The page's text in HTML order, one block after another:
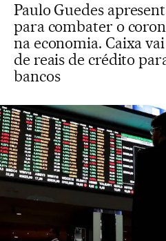
Paulo Guedes
para combater o
na economia. Caixa
de reais de crédito
bancos